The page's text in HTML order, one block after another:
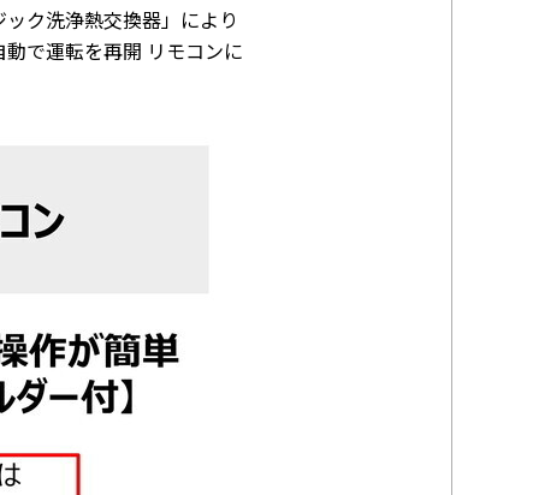
ク洗浄熱交換器」により
で運転を再開 リモコンに